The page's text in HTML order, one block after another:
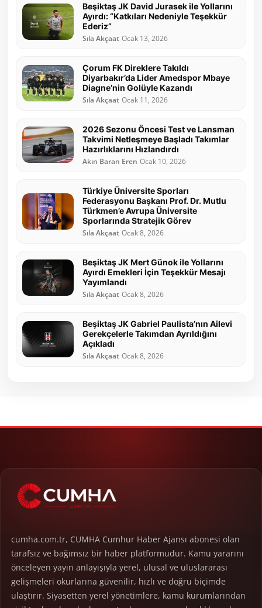
Beşiktaş JK David Jurasek ile Yollarını
Ayırdı: “Katkıları Nedeniyle Teşekkür
Ederiz”
Sıla Akçaat Ocak 13, 2026
Çorum FK Direklere Takıldı
Diyarbakır’da Lider Amedspor Mbaye
Diagne’nin Golüyle Kazandı
Sıla Akçaat Ocak 11, 2026
2026 Sezonu Öncesi Test ve Lansman
Takvimi Netleşmeye Başladı Takımlar
Hazırlıklarını Hızlandırdı
Akın Baran Eren Ocak 10, 2026
Türkiye Üniversite Sporları
Federasyonu Başkanı Prof. Dr. Mutlu
Türkmen’e Avrupa Üniversite
Sporlarında Stratejik Görev
Sıla Akçaat Ocak 8, 2026
Beşiktaş JK Mert Günok ile Yollarını
Ayırdı Emekleri İçin Teşekkür Mesajı
Yayımlandı
Sıla Akçaat Ocak 8, 2026
Beşiktaş JK Gabriel Paulista’nın Ailevi
Gerekçelerle Takımdan Ayrıldığını
Açıkladı
Sıla Akçaat Ocak 8, 2026
cumha.com.tr, CUMHA Cumhur Haber Ajansı abonesi olan
tarafsız ve bağımsız bir haber platformudur. Kamu yararını
önceleyen yayın anlayışıyla yerel, ulusal ve uluslararası
gelişmeleri okurlarına güvenilir, hızlı ve doğru biçimde
ulaştırır. Siyasetten yerel yönetimlere, kamu kurumlarından